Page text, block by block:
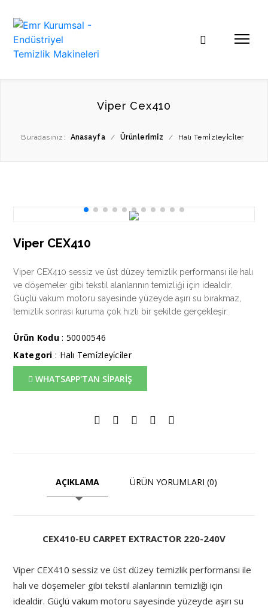
Vi̇per Cex410
Buradasınız: Anasayfa / Ürünleri̇mi̇z / Halı Temi̇zleyi̇ci̇ler
Viper CEX410
Viper CEX410 sessiz ve üst düzey temizlik performansı ile halı
ve döşemeler gibi tekstil alanlarının temizliği için idealdir.
Güçlü vakum motoru sayesinde yüzeyde aşırı su bırakmaz,
temizlik sonrası kuruma çok hızlı bir şekilde gerçekleşir.
Ürün Kodu: 50000546
Kategori : Halı Temi̇zleyi̇ci̇ler
WHATSAPP'TAN SİPARİŞ
AÇIKLAMA ÜRÜN YORUMLARI (0)
CEX410-EU CARPET EXTRACTOR 220-240V
Viper CEX410 sessiz ve üst düzey temizlik performansı ile
halı ve döşemeler gibi tekstil alanlarının temizliği için
idealdir. Güçlü vakum motoru sayesinde yüzeyde aşırı su